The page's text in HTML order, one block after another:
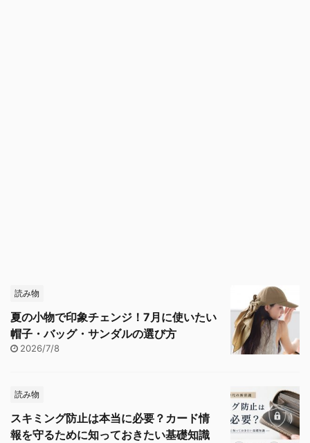
読み物
夏の小物で印象チェンジ！7月に使いたい
帽子・バッグ・サンダルの選び方
2026/7/8
読み物
スキミング防止は本当に必要？カード情
報を守るために知っておきたい基礎知識